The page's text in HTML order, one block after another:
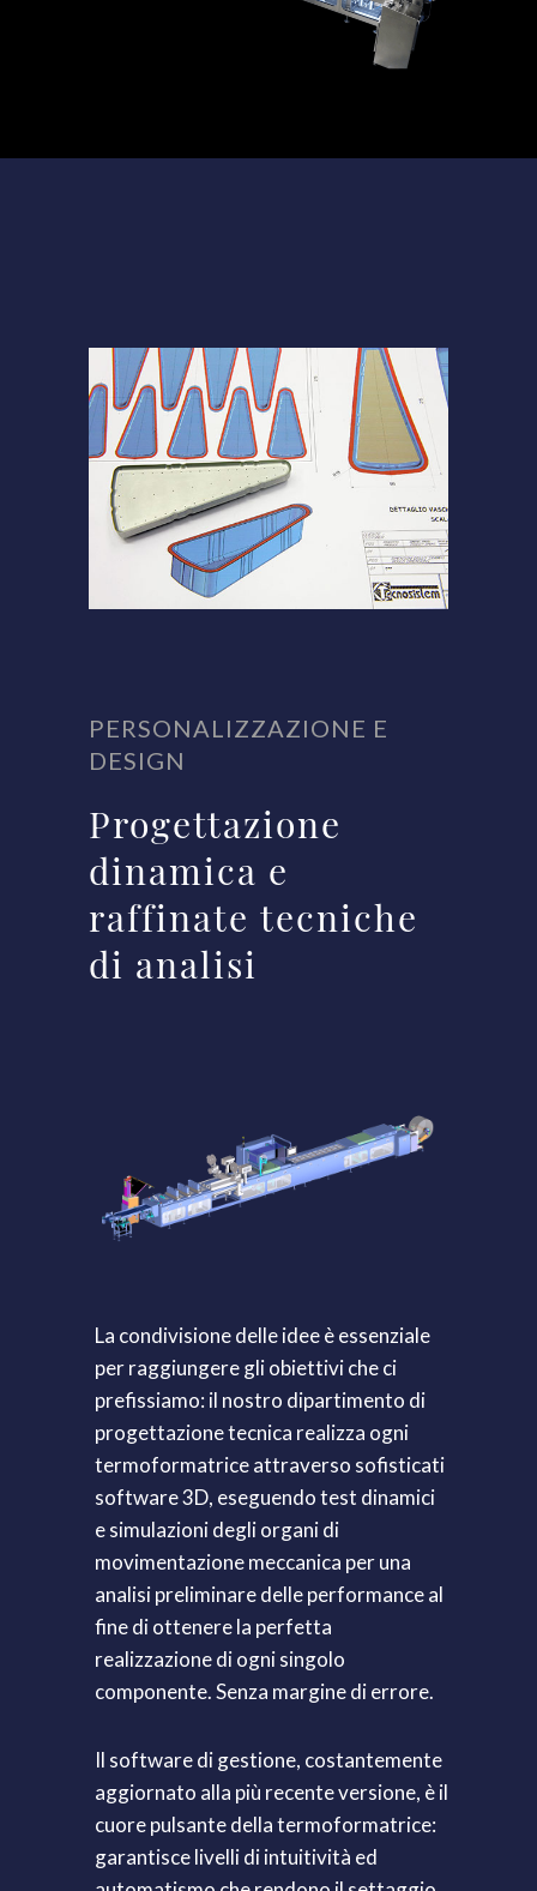
PERSONALIZZAZIONE E
DESIGN
Progettazione
dinamica e
raffinate tecniche
di analisi
La condivisione delle idee è essenziale
per raggiungere gli obiettivi che ci
prefissiamo: il nostro dipartimento di
progettazione tecnica realizza ogni
termoformatrice attraverso sofisticati
software 3D, eseguendo test dinamici
e simulazioni degli organi di
movimentazione meccanica per una
analisi preliminare delle performance al
fine di ottenere la perfetta
realizzazione di ogni singolo
componente. Senza margine di errore.
Il software di gestione, costantemente
aggiornato alla più recente versione, è il
cuore pulsante della termoformatrice:
garantisce livelli di intuitività ed